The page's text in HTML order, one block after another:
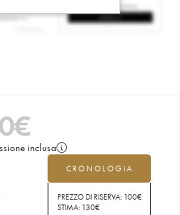
€
inclusa
CRONOLOGIA
PREZZO DI RISERVA: 100€
STIMA: 130€